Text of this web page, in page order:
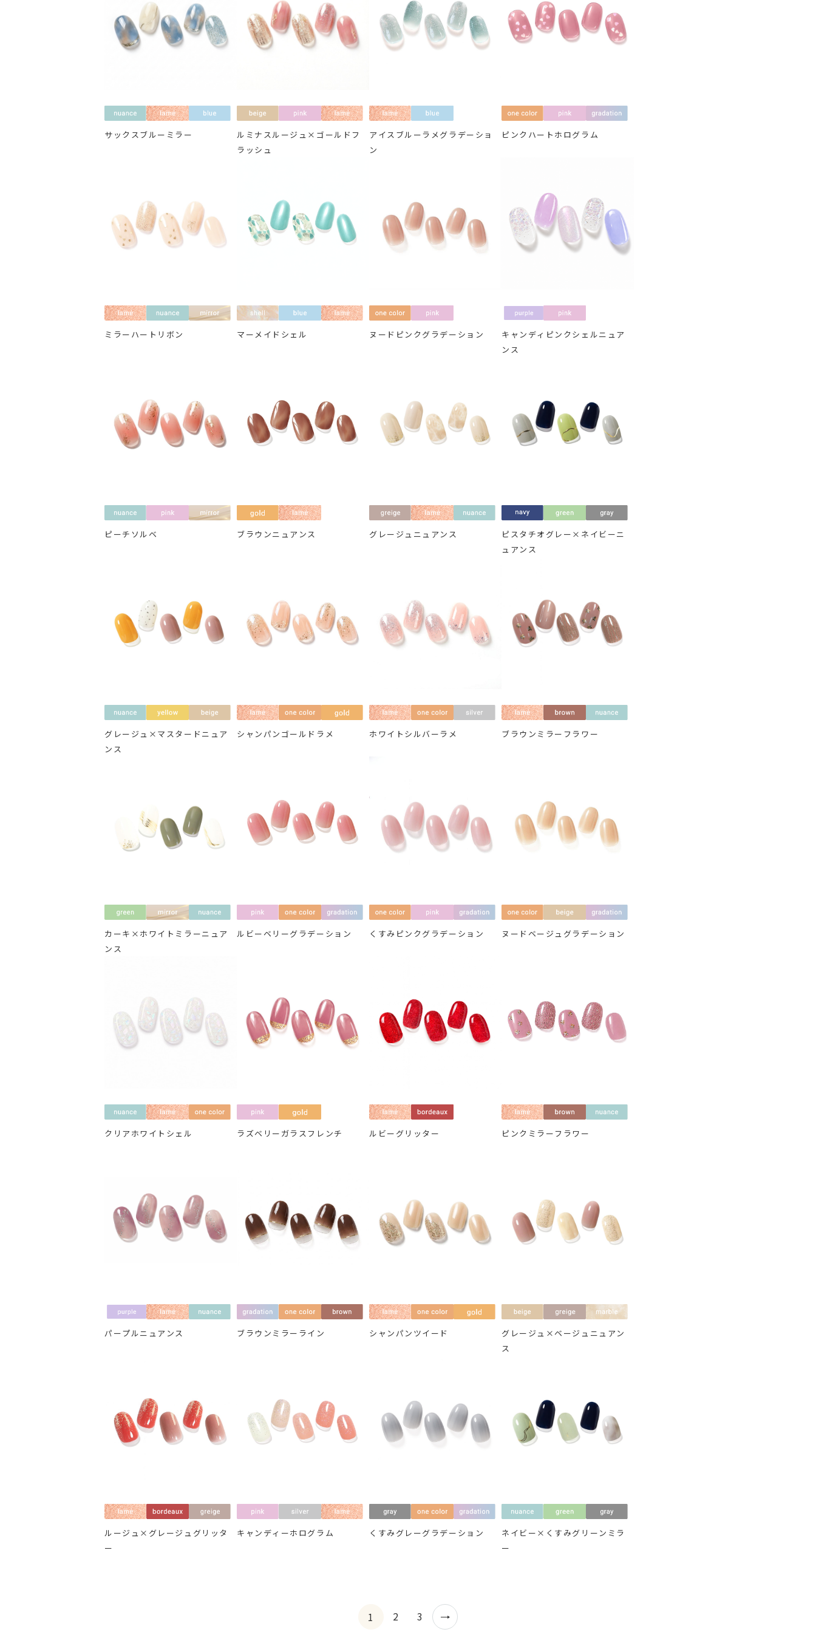
サックスブルーミラー
ルミナスルージュ×ゴールドフ
ラッシュ
アイスブルーラメグラデーショ
ン
ピンクハートホログラム
ミラーハートリボン マーメイドシェル ヌードピンクグラデーション
キャンディピンクシェルニュア
ンス
ピーチソルベ ブラウンニュアンス グレージュニュアンス
ピスタチオグレー×ネイビーニ
ュアンス
グレージュ×マスタードニュア
ンス
シャンパンゴールドラメ ホワイトシルバーラメ ブラウンミラーフラワー
カーキ×ホワイトミラーニュア
ンス
ルビーベリーグラデーション くすみピンクグラデーション ヌードベージュグラデーション
クリアホワイトシェル ラズベリーガラスフレンチ ルビーグリッター ピンクミラーフラワー
パープルニュアンス ブラウンミラーライン シャンパンツイード
グレージュ×ベージュニュアン
ス
ルージュ×グレージュグリッタ
ー
キャンディーホログラム くすみグレーグラデーション
ネイビー×くすみグリーンミラ
ー
1 2 3